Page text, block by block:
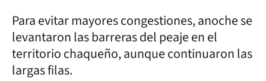
Para evitar mayores congestiones, anoche se
levantaron las barreras del peaje en el
territorio chaqueño, aunque continuaron las
largas filas.